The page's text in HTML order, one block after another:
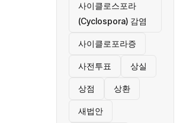
사이클로스포라
(Cyclospora) 감염
사이클로포라증
사전투표 상실
상점 상환
새법안